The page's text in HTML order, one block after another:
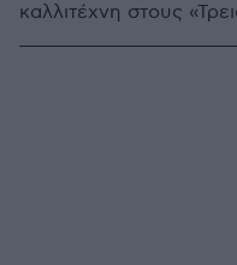
καλλιτέχνη στους